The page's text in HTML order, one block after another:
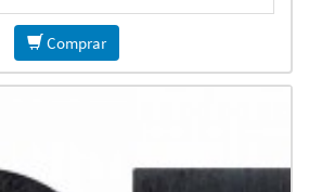
Comprar